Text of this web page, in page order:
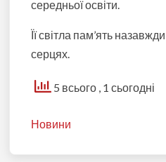
середньої освіти.
Її світла пам’ять
серцях.
5 всього , 1 сьогодні
Новини